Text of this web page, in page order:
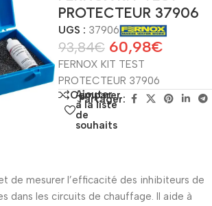
PROTECTEUR 37906
UGS : 37906
93,84€ 60,98€
FERNOX KIT TEST
PROTECTEUR 37906
Comparer
Ajouter
à la liste
de
souhaits
Partager:
de mesurer l’efficacité des inhibiteurs de
dans les circuits de chauffage. Il aide à